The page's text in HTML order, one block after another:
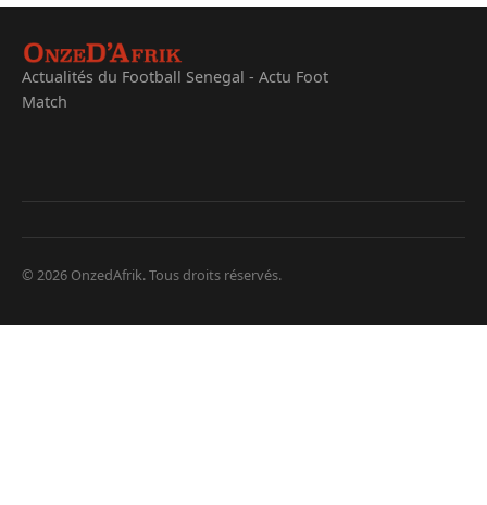
Actualités du Football Senegal - Actu Foot
Match
© 2026 OnzedAfrik. Tous droits réservés.